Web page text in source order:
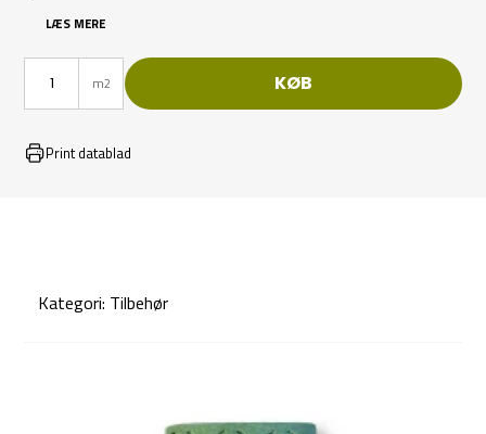
LÆS MERE
m2 KØB
Print datablad
Kategori: Tilbehør